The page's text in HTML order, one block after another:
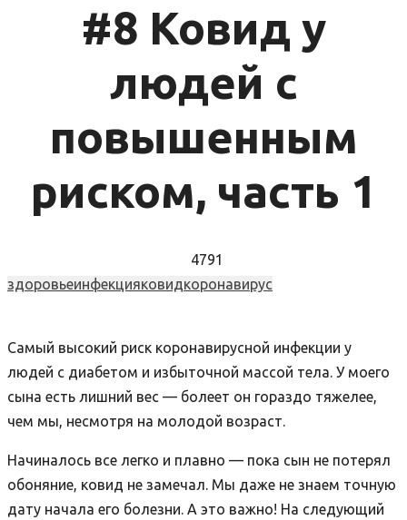
#8 Ковид у
людей с
повышенным
риском, часть 1
4791
здоровьеинфекцияковидкоронавирус
Самый высокий риск коронавирусной инфекции у
людей с диабетом и избыточной массой тела. У моего
сына есть лишний вес — болеет он гораздо тяжелее,
чем мы, несмотря на молодой возраст.
Начиналось все легко и плавно — пока сын не потерял
обоняние, ковид не замечал. Мы даже не знаем точную
дату начала его болезни. А это важно! На следующий